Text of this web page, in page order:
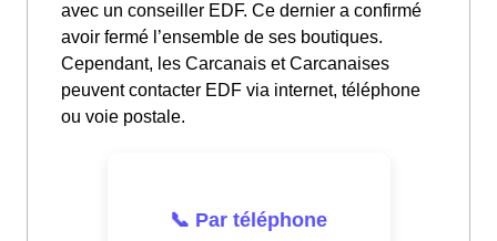
avec un conseiller EDF. Ce dernier a confirmé
avoir fermé l’ensemble de ses boutiques.
Cependant, les Carcanais et Carcanaises
peuvent contacter EDF via internet, téléphone
ou voie postale.
📞 Par téléphone